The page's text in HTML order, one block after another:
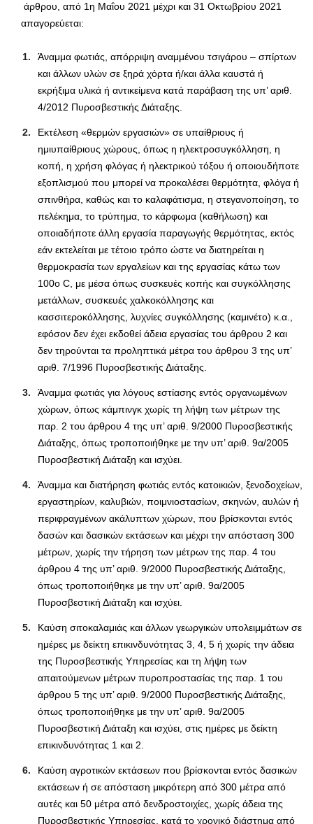
άρθρου, από 1η Μαΐου 2021 μέχρι και 31 Οκτωβρίου 2021
απαγορεύεται:
Άναμμα φωτιάς, απόρριψη αναμμένου τσιγάρου – σπίρτων
και άλλων υλών σε ξηρά χόρτα ή/και άλλα καυστά ή
εκρήξιμα υλικά ή αντικείμενα κατά παράβαση της υπ’ αριθ.
4/2012 Πυροσβεστικής Διάταξης.
Εκτέλεση «θερμών εργασιών» σε υπαίθριους ή
ημιυπαίθριους χώρους, όπως η ηλεκτροσυγκόλληση, η
κοπή, η χρήση φλόγας ή ηλεκτρικού τόξου ή οποιουδήποτε
εξοπλισμού που μπορεί να προκαλέσει θερμότητα, φλόγα ή
σπινθήρα, καθώς και το καλαφάτισμα, η στεγανοποίηση, το
πελέκημα, το τρύπημα, το κάρφωμα (καθήλωση) και
οποιαδήποτε άλλη εργασία παραγωγής θερμότητας, εκτός
εάν εκτελείται με τέτοιο τρόπο ώστε να διατηρείται η
θερμοκρασία των εργαλείων και της εργασίας κάτω των
100ο C, με μέσα όπως συσκευές κοπής και συγκόλλησης
μετάλλων, συσκευές χαλκοκόλλησης και
κασσιτεροκόλλησης, λυχνίες συγκόλλησης (καμινέτο) κ.α.,
εφόσον δεν έχει εκδοθεί άδεια εργασίας του άρθρου 2 και
δεν τηρούνται τα προληπτικά μέτρα του άρθρου 3 της υπ’
αριθ. 7/1996 Πυροσβεστικής Διάταξης.
Άναμμα φωτιάς για λόγους εστίασης εντός οργανωμένων
χώρων, όπως κάμπινγκ χωρίς τη λήψη των μέτρων της
παρ. 2 του άρθρου 4 της υπ’ αριθ. 9/2000 Πυροσβεστικής
Διάταξης, όπως τροποποιήθηκε με την υπ’ αριθ. 9α/2005
Πυροσβεστική Διάταξη και ισχύει.
Άναμμα και διατήρηση φωτιάς εντός κατοικιών, ξενοδοχείων,
εργαστηρίων, καλυβιών, ποιμνιοστασίων, σκηνών, αυλών ή
περιφραγμένων ακάλυπτων χώρων, που βρίσκονται εντός
δασών και δασικών εκτάσεων και μέχρι την απόσταση 300
μέτρων, χωρίς την τήρηση των μέτρων της παρ. 4 του
άρθρου 4 της υπ’ αριθ. 9/2000 Πυροσβεστικής Διάταξης,
όπως τροποποιήθηκε με την υπ’ αριθ. 9α/2005
Πυροσβεστική Διάταξη και ισχύει.
Καύση σιτοκαλαμιάς και άλλων γεωργικών υπολειμμάτων σε
ημέρες με δείκτη επικινδυνότητας 3, 4, 5 ή χωρίς την άδεια
της Πυροσβεστικής Υπηρεσίας και τη λήψη των
απαιτούμενων μέτρων πυροπροστασίας της παρ. 1 του
άρθρου 5 της υπ’ αριθ. 9/2000 Πυροσβεστικής Διάταξης,
όπως τροποποιήθηκε με την υπ’ αριθ. 9α/2005
Πυροσβεστική Διάταξη και ισχύει, στις ημέρες με δείκτη
επικινδυνότητας 1 και 2.
Καύση αγροτικών εκτάσεων που βρίσκονται εντός δασικών
εκτάσεων ή σε απόσταση μικρότερη από 300 μέτρα από
αυτές και 50 μέτρα από δενδροστοιχίες, χωρίς άδεια της
Πυροσβεστικής Υπηρεσίας, κατά το χρονικό διάστημα από